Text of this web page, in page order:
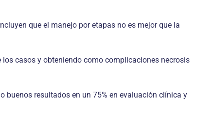
que el manejo por etapas no es mejor que la
casos y obteniendo como complicaciones necrosis
buenos resultados en un 75% en evaluación clínica y